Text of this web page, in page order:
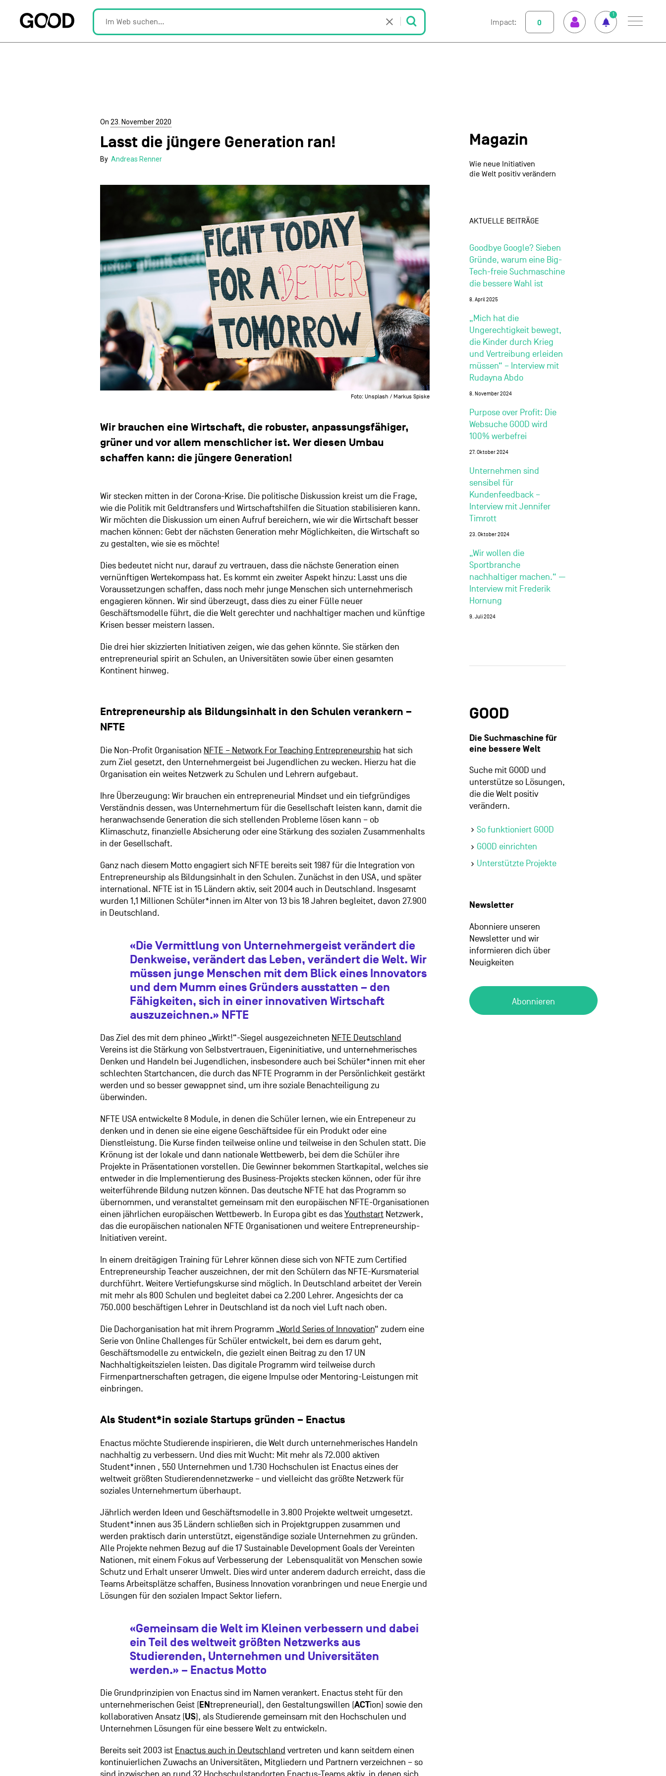
Menu
1
Impact: 0
Spenden
Kontakt
On 23. November 2020
Lasst die jüngere Generation ran!
By Andreas Renner
Foto: Unsplash / Markus Spiske
Wir brauchen eine Wirtschaft, die robuster, anpassungsfähiger,
grüner und vor allem menschlicher ist. Wer diesen Umbau
schaffen kann: die jüngere Generation!
Wir stecken mitten in der Corona-Krise. Die politische Diskussion kreist um die Frage,
wie die Politik mit Geldtransfers und Wirtschaftshilfen die Situation stabilisieren kann.
Wir möchten die Diskussion um einen Aufruf bereichern, wie wir die Wirtschaft besser
machen können: Gebt der nächsten Generation mehr Möglichkeiten, die Wirtschaft so
zu gestalten, wie sie es möchte!
Dies bedeutet nicht nur, darauf zu vertrauen, dass die nächste Generation einen
vernünftigen Wertekompass hat. Es kommt ein zweiter Aspekt hinzu: Lasst uns die
Voraussetzungen schaffen, dass noch mehr junge Menschen sich unternehmerisch
engagieren können. Wir sind überzeugt, dass dies zu einer Fülle neuer
Geschäftsmodelle führt, die die Welt gerechter und nachhaltiger machen und künftige
Krisen besser meistern lassen.
Die drei hier skizzierten Initiativen zeigen, wie das gehen könnte. Sie stärken den
entrepreneurial spirit an Schulen, an Universitäten sowie über einen gesamten
Kontinent hinweg.
Entrepreneurship als Bildungsinhalt in den Schulen verankern –
NFTE
Die Non-Profit Organisation NFTE – Network For Teaching Entrepreneurship hat sich
zum Ziel gesetzt, den Unternehmergeist bei Jugendlichen zu wecken. Hierzu hat die
Organisation ein weites Netzwerk zu Schulen und Lehrern aufgebaut.
Ihre Überzeugung: Wir brauchen ein entrepreneurial Mindset und ein tiefgründiges
Verständnis dessen, was Unternehmertum für die Gesellschaft leisten kann, damit die
heranwachsende Generation die sich stellenden Probleme lösen kann – ob
Klimaschutz, finanzielle Absicherung oder eine Stärkung des sozialen Zusammenhalts
in der Gesellschaft.
Ganz nach diesem Motto engagiert sich NFTE bereits seit 1987 für die Integration von
Entrepreneurship als Bildungsinhalt in den Schulen. Zunächst in den USA, und später
international. NFTE ist in 15 Ländern aktiv, seit 2004 auch in Deutschland. Insgesamt
wurden 1,1 Millionen Schüler*innen im Alter von 13 bis 18 Jahren begleitet, davon 27.900
in Deutschland.
«Die Vermittlung von Unternehmergeist verändert die
Denkweise, verändert das Leben, verändert die Welt. Wir
müssen junge Menschen mit dem Blick eines Innovators
und dem Mumm eines Gründers ausstatten – den
Fähigkeiten, sich in einer innovativen Wirtschaft
auszuzeichnen.» NFTE
Das Ziel des mit dem phineo „Wirkt!“-Siegel ausgezeichneten NFTE Deutschland
Vereins ist die Stärkung von Selbstvertrauen, Eigeninitiative, und unternehmerisches
Denken und Handeln bei Jugendlichen, insbesondere auch bei Schüler*innen mit eher
schlechten Startchancen, die durch das NFTE Programm in der Persönlichkeit gestärkt
werden und so besser gewappnet sind, um ihre soziale Benachteiligung zu
überwinden.
NFTE USA entwickelte 8 Module, in denen die Schüler lernen, wie ein Entrepeneur zu
denken und in denen sie eine eigene Geschäftsidee für ein Produkt oder eine
Dienstleistung. Die Kurse finden teilweise online und teilweise in den Schulen statt. Die
Krönung ist der lokale und dann nationale Wettbewerb, bei dem die Schüler ihre
Projekte in Präsentationen vorstellen. Die Gewinner bekommen Startkapital, welches sie
entweder in die Implementierung des Business-Projekts stecken können, oder für ihre
weiterführende Bildung nutzen können. Das deutsche NFTE hat das Programm so
übernommen, und veranstaltet gemeinsam mit den europäischen NFTE-Organisationen
einen jährlichen europäischen Wettbewerb. In Europa gibt es dasYouthstartNetzwerk,
das die europäischen nationalen NFTE Organisationen und weitere Entrepreneurship-
Initiativen vereint.
In einem dreitägigen Training für Lehrer können diese sich von NFTE zum Certified
Entrepreneurship Teacher auszeichnen, der mit den Schülern das NFTE-Kursmaterial
durchführt. Weitere Vertiefungskurse sind möglich. In Deutschland arbeitet der Verein
mit mehr als 800 Schulen und begleitet dabei ca 2.200 Lehrer. Angesichts der ca
750.000 beschäftigen Lehrer in Deutschland ist da noch viel Luft nach oben.
Die Dachorganisation hat mit ihrem Programm „World Series of Innovation“ zudem eine
Serie von Online Challenges für Schüler entwickelt, bei dem es darum geht,
Geschäftsmodelle zu entwickeln, die gezielt einen Beitrag zu den 17 UN
Nachhaltigkeitszielen leisten. Das digitale Programm wird teilweise durch
Firmenpartnerschaften getragen, die eigene Impulse oder Mentoring-Leistungen mit
einbringen.
Als Student*in soziale Startups gründen – Enactus
Enactus möchte Studierende inspirieren, die Welt durch unternehmerisches Handeln
nachhaltig zu verbessern. Und dies mit Wucht: Mit mehr als 72.000 aktiven
Student*innen , 550 Unternehmen und 1.730 Hochschulen ist Enactus eines der
weltweit größten Studierendennetzwerke – und vielleicht das größte Netzwerk für
soziales Unternehmertum überhaupt.
Jährlich werden Ideen und Geschäftsmodelle in 3.800 Projekte weltweit umgesetzt.
Student*innen aus 35 Ländern schließen sich in Projektgruppen zusammen und
werden praktisch darin unterstützt, eigenständige soziale Unternehmen zu gründen.
Alle Projekte nehmen Bezug auf die 17 Sustainable Development Goals der Vereinten
Nationen, mit einem Fokus auf Verbesserung der Lebensqualität von Menschen sowie
Schutz und Erhalt unserer Umwelt. Dies wird unter anderem dadurch erreicht, dass die
Teams Arbeitsplätze schaffen, Business Innovation voranbringen und neue Energie und
Lösungen für den sozialen Impact Sektor liefern.
«Gemeinsam die Welt im Kleinen verbessern und dabei
ein Teil des weltweit größten Netzwerks aus
Studierenden, Unternehmen und Universitäten
werden.» – Enactus Motto
Die Grundprinzipien von Enactus sind im Namen verankert. Enactus steht für den
unternehmerischen Geist (ENtrepreneurial), den Gestaltungswillen (ACTion) sowie den
kollaborativen Ansatz (US), als Studierende gemeinsam mit den Hochschulen und
Unternehmen Lösungen für eine bessere Welt zu entwickeln.
Bereits seit 2003 ist Enactus auch in Deutschland vertreten und kann seitdem einen
kontinuierlichen Zuwachs an Universitäten, Mitgliedern und Partnern verzeichnen – so
Magazin
Wie neue Initiativen
die Welt positiv verändern
AKTUELLE BEITRÄGE
Goodbye Google? Sieben
Gründe, warum eine Big-
Tech-freie Suchmaschine
die bessere Wahl ist
8. April 2025
„Mich hat die
Ungerechtigkeit bewegt,
die Kinder durch Krieg
und Vertreibung erleiden
müssen“ – Interview mit
Rudayna Abdo
8. November 2024
Purpose over Profit: Die
Websuche GOOD wird
100% werbefrei
27. Oktober 2024
Unternehmen sind
sensibel für
Kundenfeedback –
Interview mit Jennifer
Timrott
23. Oktober 2024
„Wir wollen die
Sportbranche
nachhaltiger machen.“ —
Interview mit Frederik
Hornung
9. Juli 2024
GOOD
Die Suchmaschine für
eine bessere Welt
Suche mit GOOD und
unterstütze so Lösungen,
die die Welt positiv
verändern.
So funktioniert GOOD
GOOD einrichten
Unterstützte Projekte
Newsletter
Abonniere unseren
Newsletter und wir
informieren dich über
Neuigkeiten
Abonnieren